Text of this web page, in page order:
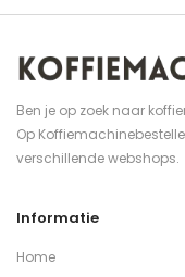
Ben je op zoek naar
Op
verschillende webshops.
Informatie
Home